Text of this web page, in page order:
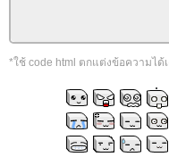
*ใช้ code html ตกแต่งข้อความได้